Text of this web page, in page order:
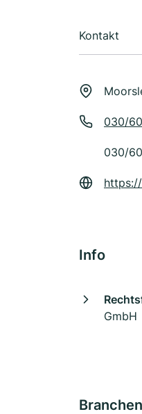
Kontakt
030/
030/
Info
GmbH